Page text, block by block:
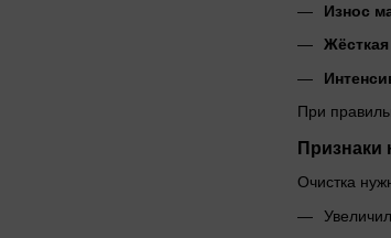
Износ
При
Признаки
Очистка